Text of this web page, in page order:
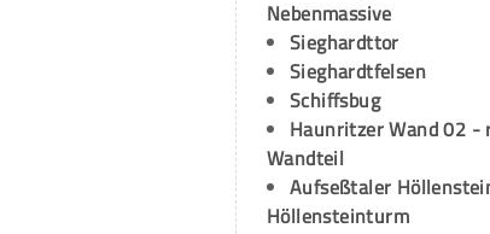
Nebenmassive
Sieghardttor
Sieghardtfelsen
Schiffsbug
Haunritzer Wand 02 -
Wandteil
Aufseßtaler
Höllensteinturm